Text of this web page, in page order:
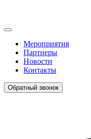
Мероприятия
Партнеры
Новости
Контакты
Обратный звонок